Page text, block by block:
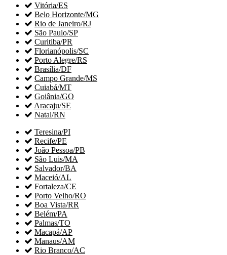
 Vitória/ES
 Belo Horizonte/MG
 Rio de Janeiro/RJ
 São Paulo/SP
 Curitiba/PR
 Florianópolis/SC
 Porto Alegre/RS
 Brasília/DF
 Campo Grande/MS
 Cuiabá/MT
 Goiânia/GO
 Aracaju/SE
 Natal/RN
 Teresina/PI
 Recife/PE
 João Pessoa/PB
 São Luis/MA
 Salvador/BA
 Maceió/AL
 Fortaleza/CE
 Porto Velho/RO
 Boa Vista/RR
 Belém/PA
 Palmas/TO
 Macapá/AP
 Manaus/AM
 Rio Branco/AC